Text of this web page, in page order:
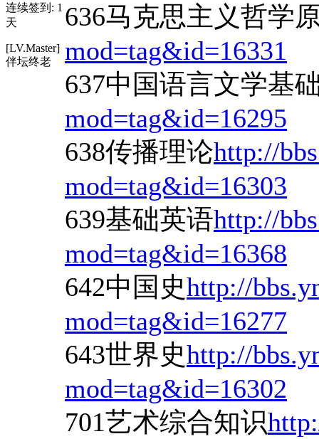
连续签到: 1
天
[LV.Master]
伴坛终老
636马克思主义哲学
mod=tag&id=16331
637中国语言文学基
mod=tag&id=16295
638传播理论http://
mod=tag&id=16303
639基础英语http://
mod=tag&id=16368
642中国史http://
mod=tag&id=16277
643世界史http://
mod=tag&id=16302
701艺术综合知识